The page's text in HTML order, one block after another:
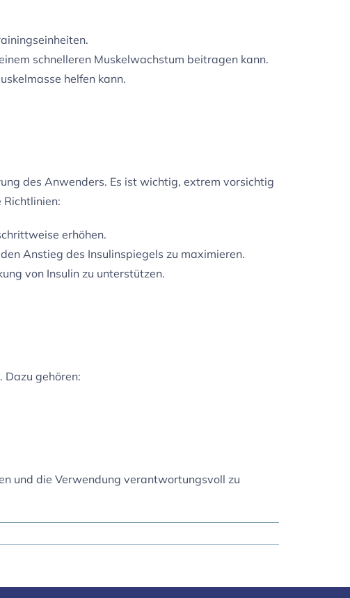
schnelleren Muskelwachstum beitragen kann.
helfen kann.
des Anwenders. Es ist wichtig, extrem vorsichtig
erhöhen.
Anstieg des Insulinspiegels zu maximieren.
von Insulin zu unterstützen.
Dazu gehören:
und die Verwendung verantwortungsvoll zu